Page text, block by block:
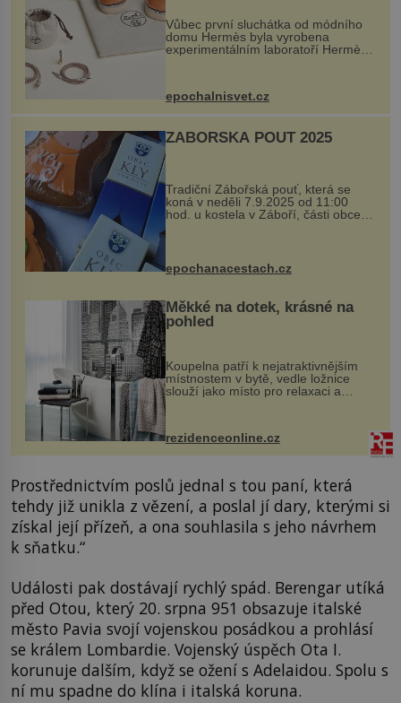
Vůbec první sluchátka od módního
domu Hermès byla vyrobena
experimentálním laboratoří Hermès
kovový...
epochalnisvet.cz
ZÁBOŘSKÁ POUŤ 2025
Tradiční Zábořská pouť, která se
koná v neděli 7.9.2025 od 11:00
hod. u kostela v Záboří, části obce
Kly u Mělníka. V programu naleznete
komentovanou prohlídku kostela,
epochanacestach.cz
Měkké na dotek, krásné na
pohled
Koupelna patří k nejatraktivnějším
místnostem v bytě, vedle ložnice
slouží jako místo pro relaxaci a
odpočinek. Koupelnový textil –
ručníky, osušky a koberečky –
mohou jako mávnutím kouzelného
proutku...
rezidenceonline.cz
Prostřednictvím poslů jednal s tou paní, která
tehdy již unikla z vězení, a poslal jí dary, kterými si
získal její přízeň, a ona souhlasila s jeho návrhem
k sňatku.“
Události pak dostávají rychlý spád. Berengar utíká
před Otou, který 20. srpna 951 obsazuje italské
město Pavia svojí vojenskou posádkou a prohlásí
se králem Lombardie. Vojenský úspěch Ota I.
korunuje dalším, když se ožení s Adelaidou. Spolu s
ní mu spadne do klína i italská koruna.